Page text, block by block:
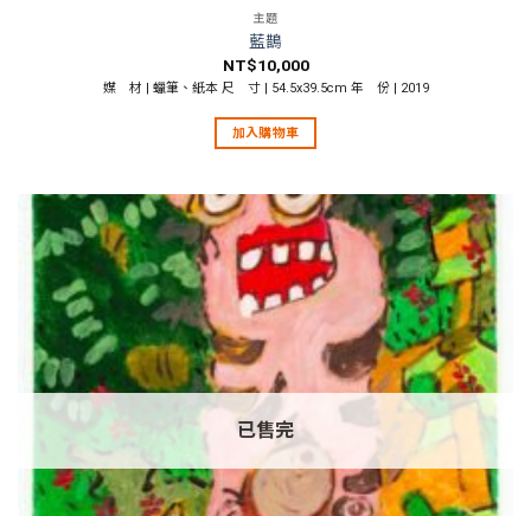
主題
藍鵲
NT$10,000
媒 材 | 蠟筆、紙本 尺 寸 | 54.5x39.5cm 年 份 | 2019
加入購物車
已售完